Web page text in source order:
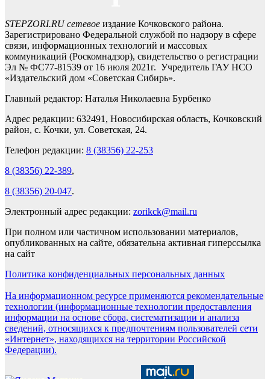
STEPZORI.RU сетевое издание Кочковского района.
Зарегистрировано Федеральной службой по надзору в сфере
связи, информационных технологий и массовых
коммуникаций (Роскомнадзор), свидетельство о регистрации
Эл № ФС77-81539 от 16 июля 2021г. Учредитель ГАУ НСО
«Издательский дом «Советская Сибирь».
Главный редактор: Наталья Николаевна Бурбенко
Адрес редакции: 632491, Новосибирская область, Кочковский
район, с. Кочки, ул. Советская, 24.
Телефон редакции: 8 (38356) 22-253
8 (38356) 22-389,
8 (38356) 20-047.
Электронный адрес редакции: zorikck@mail.ru
При полном или частичном использовании материалов,
опубликованных на сайте, обязательна активная гиперссылка
на сайт
Политика конфиденциальных персональных данных
На информационном ресурсе применяются рекомендательные
технологии (информационные технологии предоставления
информации на основе сбора, систематизации и анализа
сведений, относящихся к предпочтениям пользователей сети
«Интернет», находящихся на территории Российской
Федерации).